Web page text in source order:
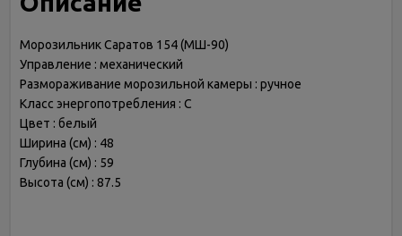
Морозильник Саратов 154 (МШ-90)
Управление : механический
Размораживание морозильной камеры : ручное
Класс энергопотребления : C
Цвет : белый
Ширина (см) : 48
Глубина (см) : 59
Высота (см) : 87.5